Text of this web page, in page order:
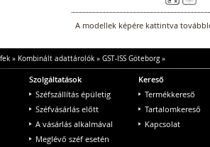
A modellek képére kattintva
» Kombinált adattárolók» GST-ISS Göteborg»
Szolgáltatások
Széfszállítás épületig
Széfvásárlás előtt
A vásárlás alkalmával
Meglévő széf esetén
Kereső
Termékkereső
Tartalomkereső
Kapcsolat